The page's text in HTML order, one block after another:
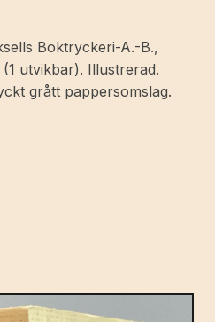
Boktryckeri-A.-B.,
utvikbar). Illustrerad.
grått pappersomslag.